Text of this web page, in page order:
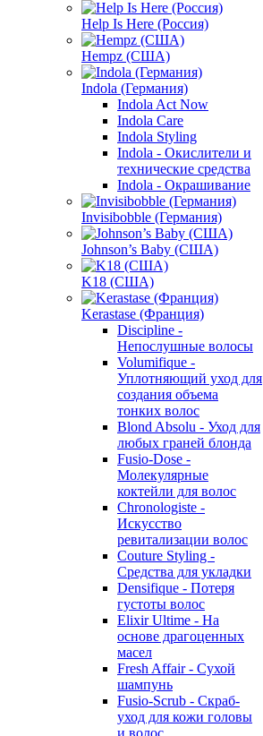
Help Is Here (Россия)
Hempz (США)
Indola (Германия)
Indola Act Now
Indola Care
Indola Styling
Indola - Окислители и
технические средства
Indola - Окрашивание
Invisibobble (Германия)
Johnson’s Baby (США)
K18 (США)
Kerastase (Франция)
Discipline -
Непослушные волосы
Volumifique -
Уплотняющий уход для
создания объема
тонких волос
Blond Absolu - Уход для
любых граней блонда
Fusio-Dose -
Молекулярные
коктейли для волос
Chronologiste -
Искусство
ревитализации волос
Couture Styling -
Средства для укладки
Densifique - Потеря
густоты волос
Elixir Ultime - На
основе драгоценных
масел
Fresh Affair - Сухой
шампунь
Fusio-Scrub - Скраб-
уход для кожи головы
и волос